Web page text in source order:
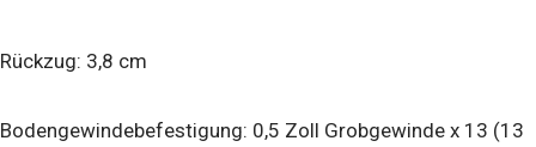
Rückzug: 3,8 cm
Bodengewindebefestigung: 0,5 Zoll Grobgewinde x 13 (13